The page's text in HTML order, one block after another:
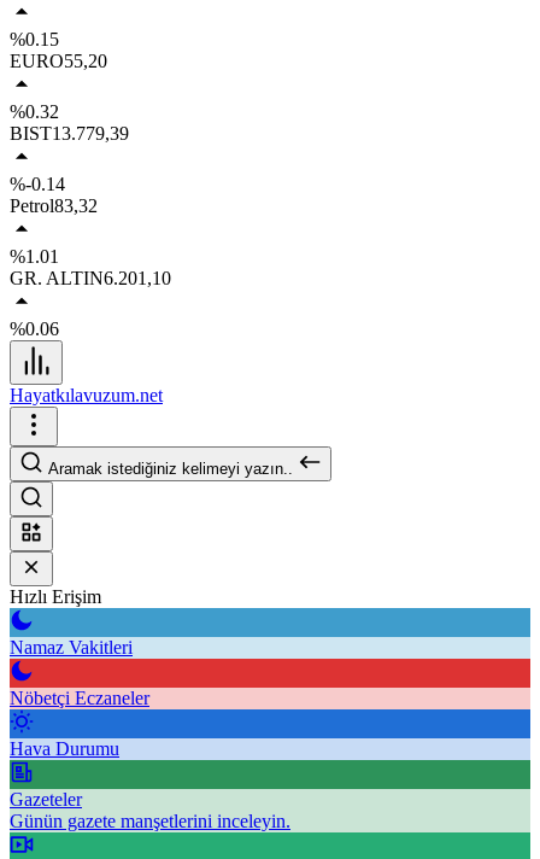
%0.15
EURO55,20
%0.32
BIST13.779,39
%-0.14
Petrol83,32
%1.01
GR. ALTIN6.201,10
%0.06
Hayatkılavuzum.net
Aramak istediğiniz kelimeyi yazın..
Hızlı Erişim
Namaz Vakitleri
Nöbetçi Eczaneler
Hava Durumu
Gazeteler
Günün gazete manşetlerini inceleyin.